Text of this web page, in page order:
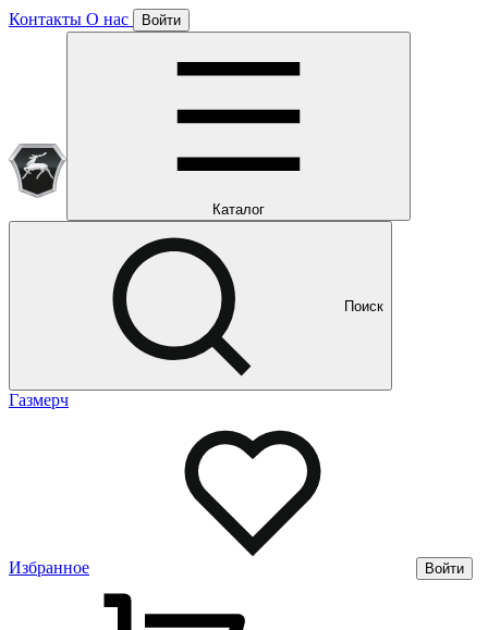
Контакты О нас Войти
Каталог
Поиск
Газмерч
Избранное Войти
Отлично!
Подписка уже оформлена